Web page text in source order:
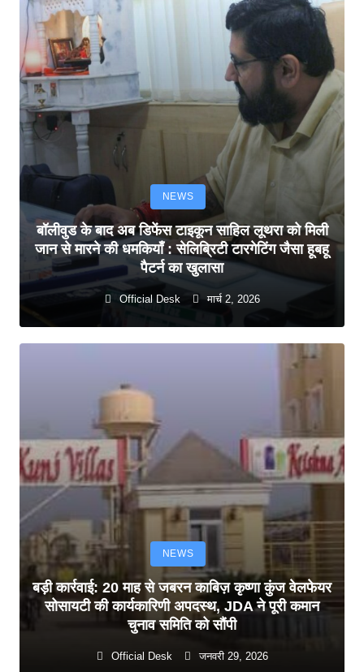
NEWS
बॉलीवुड के बाद अब डिफेंस टाइकून साहिल लूथरा को मिली
जान से मारने की धमकियाँ : सेलिब्रिटी टारगेटिंग जैसा हूबहू
पैटर्न का खुलासा
Official Desk मार्च 2, 2026
NEWS
बड़ी कार्रवाई: 20 माह से जबरन काबिज़ कृष्णा कुंज वेलफेयर
सोसायटी की कार्यकारिणी अपदस्थ, JDA ने पूरी कमान
चुनाव समिति को सौंपी
Official Desk जनवरी 29, 2026